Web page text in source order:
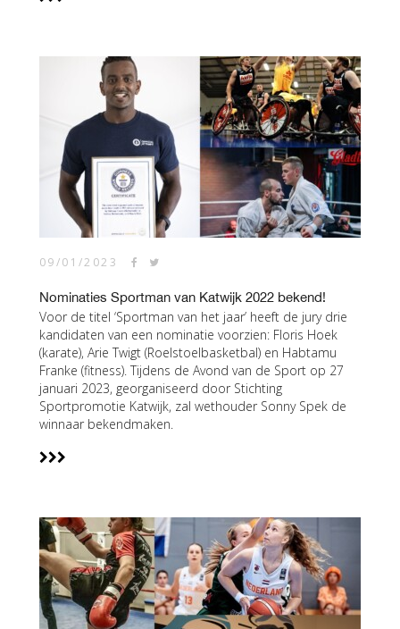
09/01/2023
Nominaties Sportman van Katwijk 2022 bekend!
Voor de titel ‘Sportman van het jaar’ heeft de jury drie
kandidaten van een nominatie voorzien: Floris Hoek
(karate), Arie Twigt (Roelstoelbasketbal) en Habtamu
Franke (fitness). Tijdens de Avond van de Sport op 27
januari 2023, georganiseerd door Stichting
Sportpromotie Katwijk, zal wethouder Sonny Spek de
winnaar bekendmaken.